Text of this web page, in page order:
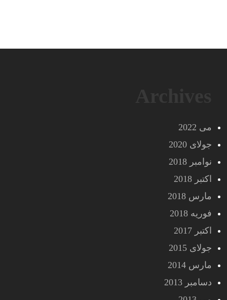
می 2022
جولای 2020
نوامبر 2018
اکتبر 2018
مارس 2018
فوریه 2018
اکتبر 2017
جولای 2015
مارس 2014
دسامبر 2013